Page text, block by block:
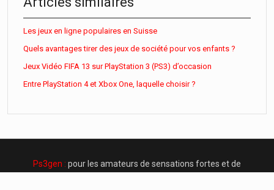
Les jeux en ligne populaires en Suisse
Quels avantages tirer des jeux de société pour vos enfants ?
Jeux Vidéo FIFA 13 sur PlayStation 3 (PS3) d’occasion
Entre PlayStation 4 et Xbox One, laquelle choisir ?
Ps3gen : pour les amateurs de sensations fortes et de